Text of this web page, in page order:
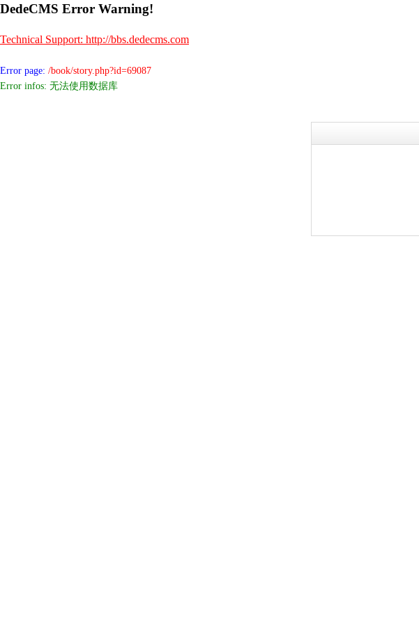
DedeCMS Error Warning!
Technical Support: http://bbs.dedecms.com
Error page: /book/story.php?id=69087
Error infos: 无法使用数据库